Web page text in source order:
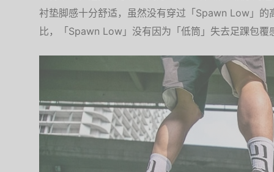
衬垫脚感十分舒适，虽然没有穿过「Spawn Low」的
比，「Spawn Low」没有因为「低筒」失去足踝包覆